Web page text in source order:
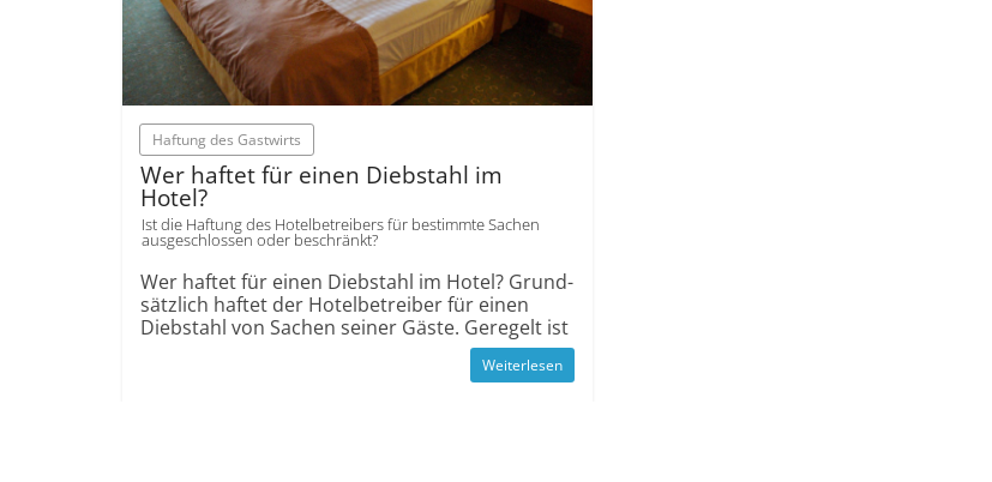
Haftung des Gastwirts
Wer haftet für einen Diebstahl im
Hotel?
Ist die Haftung des Hotel­betreibers für bestimmte Sachen
ausgeschlossen oder beschränkt?
Wer haftet für einen Diebstahl im Hotel? Grund­
sätzlich haftet der Hotel­betreiber für einen
Diebstahl von Sachen seiner Gäste. Geregelt ist
Weiterlesen